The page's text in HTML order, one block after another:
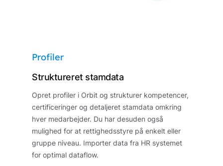
Profiler
Struktureret stamdata
Opret profiler i Orbit og strukturer kompetencer,
certificeringer og detaljeret stamdata omkring
hver medarbejder. Du har desuden også
mulighed for at rettighedsstyre på enkelt eller
gruppe niveau. Importer data fra HR systemet
for optimal dataflow.